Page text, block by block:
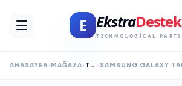
E EkstraDestek
TECHNOLOGICAL PARTS
ANASAYFA MAĞAZA TABLET